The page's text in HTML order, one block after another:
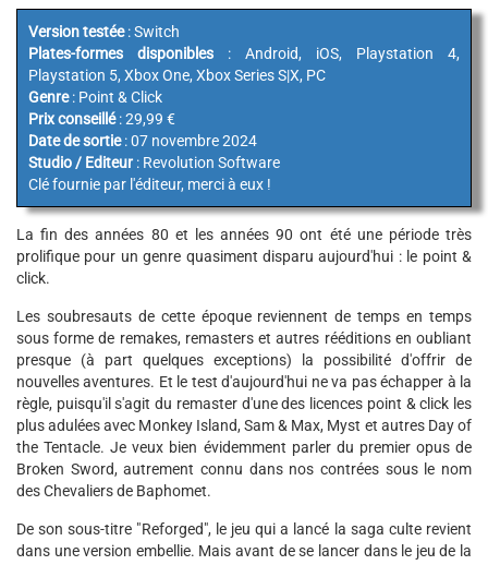
Version testée: Switch
Plates-formes disponibles : Android, iOS, Playstation 4,
Playstation 5, Xbox One, Xbox Series S|X, PC
Genre: Point & Click
Prix conseillé: 29,99 €
Date de sortie: 07 novembre 2024
Studio / Editeur : Revolution Software
Clé fournie par l'éditeur, merci à eux !
La fin des années 80 et les années 90 ont été une période très
prolifique pour un genre quasiment disparu aujourd'hui : le point &
click.
Les soubresauts de cette époque reviennent de temps en temps
sous forme de remakes, remasters et autres rééditions en oubliant
presque (à part quelques exceptions) la possibilité d'offrir de
nouvelles aventures. Et le test d'aujourd'hui ne va pas échapper à la
règle, puisqu'il s'agit du remaster d'une des licences point & click les
plus adulées avec Monkey Island, Sam & Max, Myst et autres Day of
the Tentacle. Je veux bien évidemment parler du premier opus de
Broken Sword, autrement connu dans nos contrées sous le nom
des Chevaliers de Baphomet.
De son sous-titre "Reforged", le jeu qui a lancé la saga culte revient
dans une version embellie. Mais avant de se lancer dans le jeu de la